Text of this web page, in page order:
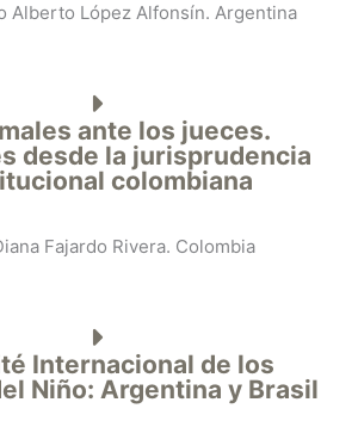
Alberto López Alfonsín. Argentina
ante los jueces.
desde la jurisprudencia
colombiana
Fajardo Rivera. Colombia
Internacional de los
Niño: Argentina y Brasil